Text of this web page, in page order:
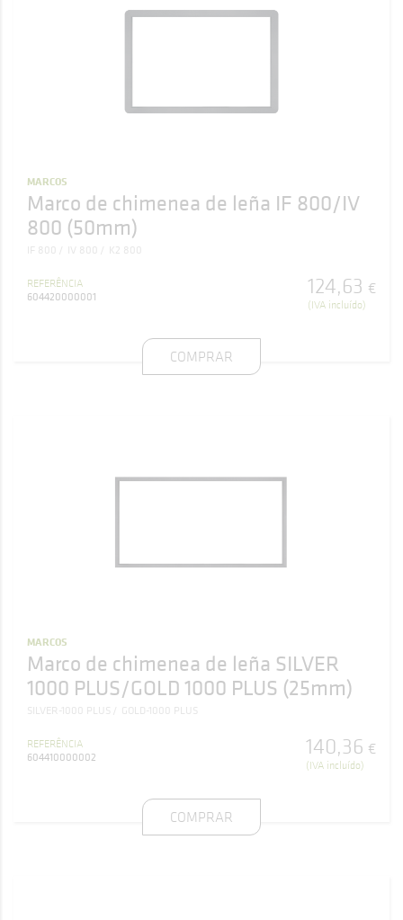
MARCOS
Marco de chimenea de leña IF 800/IV
800 (50mm)
IF 800 IV 800 K2 800
REFERÊNCIA
604420000001
124,63 €
(IVA incluído)
COMPRAR
MARCOS
Marco de chimenea de leña SILVER
1000 PLUS/GOLD 1000 PLUS (25mm)
SILVER-1000 PLUS GOLD-1000 PLUS
REFERÊNCIA
604410000002
140,36 €
(IVA incluído)
COMPRAR